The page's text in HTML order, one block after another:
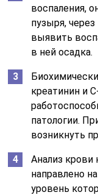
воспаления,
пузыря,
выявить
в ней осадка.
креатинин и
патологии.
возникнуть
Анализ крови
направлено
уровень